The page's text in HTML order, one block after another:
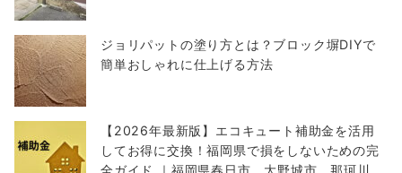
ジョリパットの塗り方とは？ブロック塀DIYで
簡単おしゃれに仕上げる方法
【2026年最新版】エコキュート補助金を活用
してお得に交換！福岡県で損をしないための完